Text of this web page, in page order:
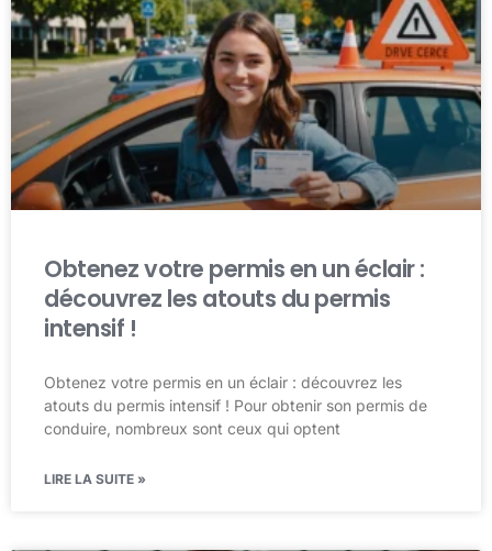
Obtenez votre permis en un éclair :
découvrez les atouts du permis
intensif !
Obtenez votre permis en un éclair : découvrez les
atouts du permis intensif ! Pour obtenir son permis de
conduire, nombreux sont ceux qui optent
LIRE LA SUITE »